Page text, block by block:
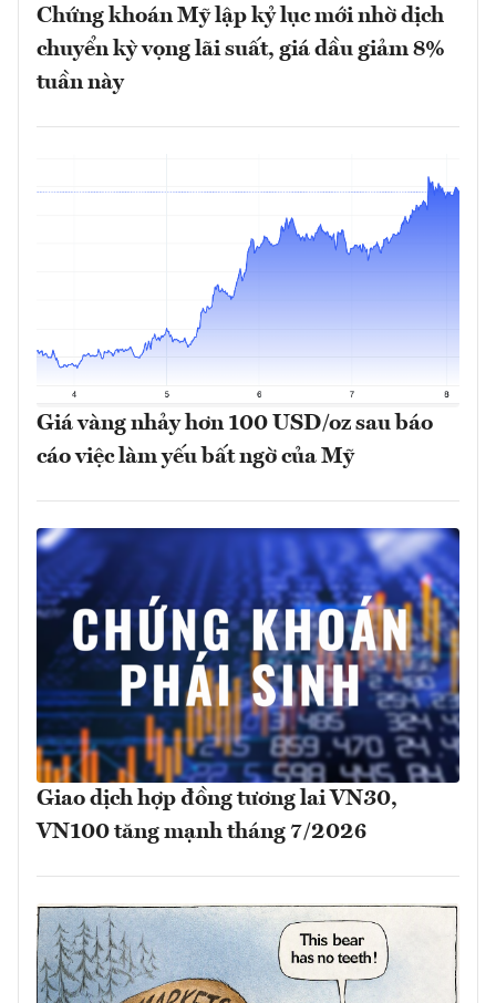
Chứng khoán Mỹ lập kỷ lục mới nhờ dịch
chuyển kỳ vọng lãi suất, giá dầu giảm 8%
tuần này
Giá vàng nhảy hơn 100 USD/oz sau báo
cáo việc làm yếu bất ngờ của Mỹ
Giao dịch hợp đồng tương lai VN30,
VN100 tăng mạnh tháng 7/2026